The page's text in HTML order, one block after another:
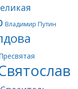
Владимир Путин